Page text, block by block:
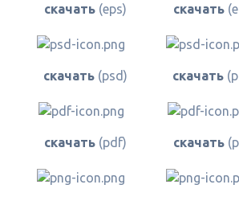
скачать (eps) скачать
скачать (psd) скачать
скачать (pdf) скачать